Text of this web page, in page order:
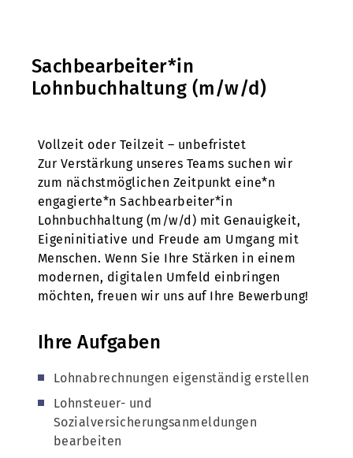
Sachbearbeiter*in
Lohnbuchhaltung (m/w/d)
Vollzeit oder Teilzeit – unbefristet
Zur Verstärkung unseres Teams suchen wir
zum nächstmöglichen Zeitpunkt eine*n
engagierte*n Sachbearbeiter*in
Lohnbuchhaltung (m/w/d) mit Genauigkeit,
Eigeninitiative und Freude am Umgang mit
Menschen. Wenn Sie Ihre Stärken in einem
modernen, digitalen Umfeld einbringen
möchten, freuen wir uns auf Ihre Bewerbung!
Ihre Aufgaben
Lohnabrechnungen eigenständig erstellen
Lohnsteuer- und
Sozialversicherungsanmeldungen
bearbeiten